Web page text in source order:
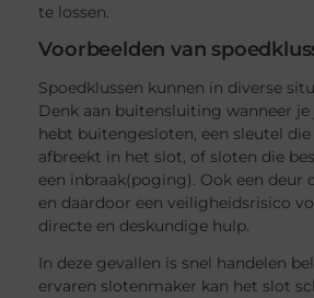
te lossen.
Voorbeelden van
Spoedklussen kunnen in diverse
Denk aan buitensluiting wanneer
hebt buitengesloten, een sleutel
afbreekt in het slot, of sloten die
een inbraak(poging). Ook een deur
en daardoor een veiligheidsrisico
directe en deskundige hulp.
In deze gevallen is snel handelen
ervaren slotenmaker kan het slot